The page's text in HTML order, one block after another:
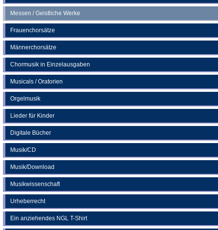
Messen / Geistliche Werke
Frauenchorsätze
Männerchorsätze
Chormusik in Einzelausgaben
Musicals / Oratorien
Orgelmusik
Lieder für Kinder
Digitale Bücher
Musik/CD
Musik/Download
Musikwissenschaft
Urheberrecht
Ein anziehendes NGL T-Shirt